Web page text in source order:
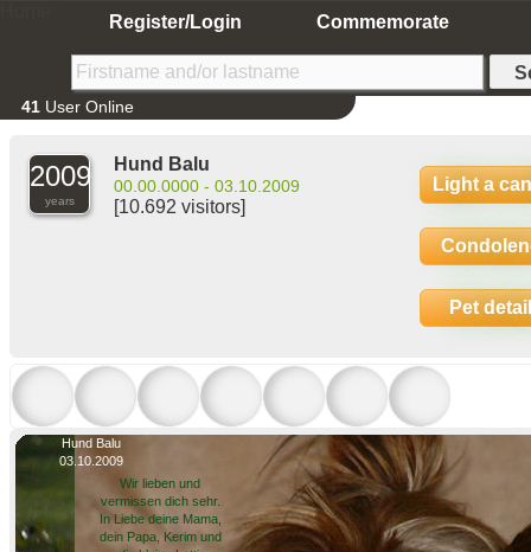
Register/Login Commemorate
41 User Online
2009
years
Hund Balu
00.00.0000 - 03.10.2009
[10.692 visitors]
Light a
Pet
Hund Balu
03.10.2009
Wir lieben und
vermissen dich sehr.
In Liebe deine Mama,
dein Papa, Kerim und